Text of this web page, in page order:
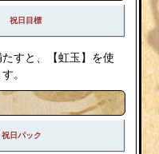
祝日目標
すと、【虹玉】を使
。
祝日パック